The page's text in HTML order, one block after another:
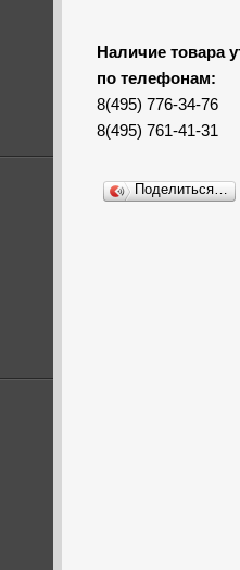
Наличие товара
по телефонам:
8(495) 776-34-76
8(495) 761-41-31
Поделиться…